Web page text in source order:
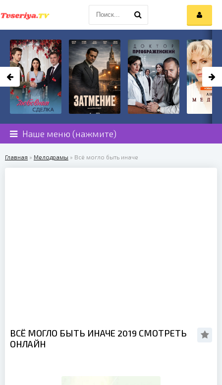
Наше меню (нажмите)
Главная » Мелодрамы » Всё могло быть иначе
ВСЁ МОГЛО БЫТЬ ИНАЧЕ 2019 СМОТРЕТЬ
ОНЛАЙН